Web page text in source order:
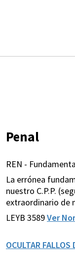
Penal
REN -
La errónea
nuestro C.P.P.
extraordinario de
LEYB 3589Ver
OCULTAR FALLOS